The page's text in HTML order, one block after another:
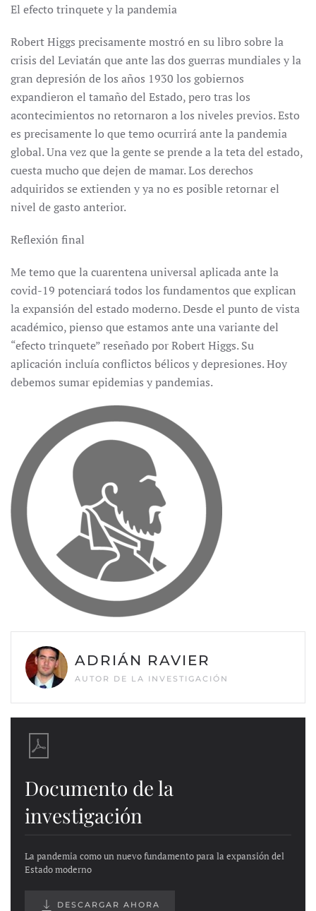
El efecto trinquete y la pandemia
Robert Higgs precisamente mostró en su libro sobre la
crisis del Leviatán que ante las dos guerras mundiales y la
gran depresión de los años 1930 los gobiernos
expandieron el tamaño del Estado, pero tras los
acontecimientos no retornaron a los niveles previos. Esto
es precisamente lo que temo ocurrirá ante la pandemia
global. Una vez que la gente se prende a la teta del estado,
cuesta mucho que dejen de mamar. Los derechos
adquiridos se extienden y ya no es posible retornar el
nivel de gasto anterior.
Reflexión final
Me temo que la cuarentena universal aplicada ante la
covid-19 potenciará todos los fundamentos que explican
la expansión del estado moderno. Desde el punto de vista
académico, pienso que estamos ante una variante del
“efecto trinquete” reseñado por Robert Higgs. Su
aplicación incluía conflictos bélicos y depresiones. Hoy
debemos sumar epidemias y pandemias.
ADRIÁN RAVIER
AUTOR DE LA INVESTIGACIÓN
Documento de la
investigación
La pandemia como un nuevo fundamento para la expansión del
Estado moderno
DESCARGAR AHORA